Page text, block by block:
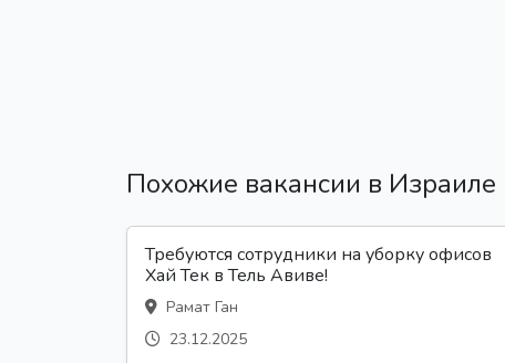
Похожие вакансии в Израиле
Требуются сотрудники на уборку офисов
Хай Тек в Тель Авиве!
Рамат Ган
23.12.2025